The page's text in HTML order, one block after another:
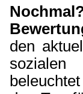
den
sozialen